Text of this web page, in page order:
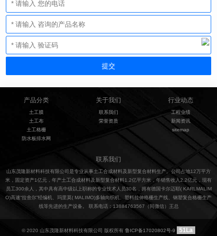
产品分类
土工膜
土工布
土工格栅
防水板排水网
关于我们
联系我们
荣誉资质
行业动态
工程业绩
新闻资讯
sitemap
联系我们
山东茂隆新材料科技有限公司是专业从事土工合成材料及新型复合材料生产。公司占地12万平方
米，固定资产1亿元，年产土工合成材料及新型复合材料1.2亿平方米，年销售收入2.2亿元，现有
员工300余人，其中具有高中级以上职称的专业技术人员30名，拥有德国卡尔迈耶( KARLMALIM
O)高速“拉舍尔”经编机、玛里莫( MALIMO)多轴向织机、塑料拉伸格栅生产线、钢塑复合格栅生产
线等先进的生产设备。 联系电话：13884763567（同微信）王总
© 2020 山东茂隆新材料科技有限公司 版权所有 鲁ICP备17020802号-9 51La